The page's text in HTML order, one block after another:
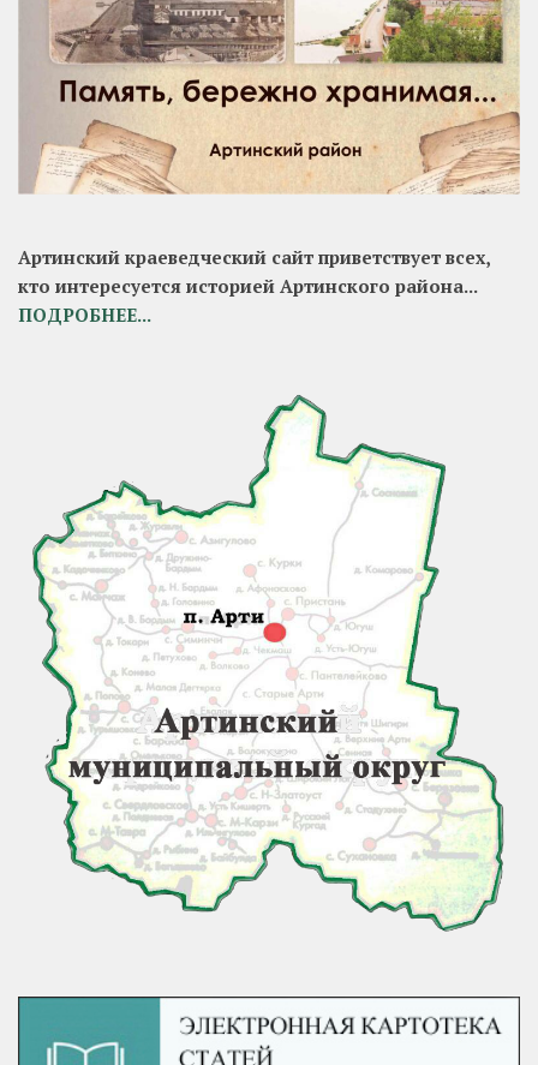
Артинский краеведческий сайт приветствует всех,
кто интересуется историей Артинского района...
ПОДРОБНЕЕ...